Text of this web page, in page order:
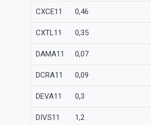
CXCE11 0,46
CXTL11 0,35
DAMA11 0,07
DCRA11 0,09
DEVA11 0,3
DIVS11 1,2